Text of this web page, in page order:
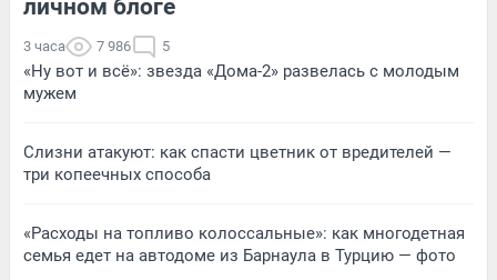
личном блоге
3 часа 7 986 5
«Ну вот и всё»: звезда «Дома-2» развелась с молодым
мужем
Слизни атакуют: как спасти цветник от вредителей —
три копеечных способа
«Расходы на топливо колоссальные»: как многодетная
семья едет на автодоме из Барнаула в Турцию — фото